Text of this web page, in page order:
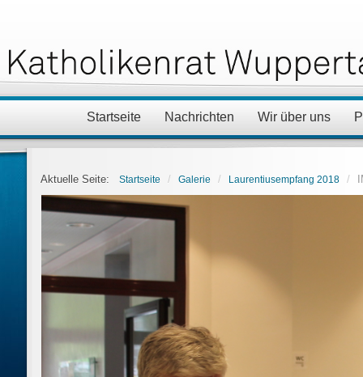
Startseite Nachrichten Wir über uns
Aktuelle Seite: Startseite / Galerie / Laurentiusempfang 2018 /